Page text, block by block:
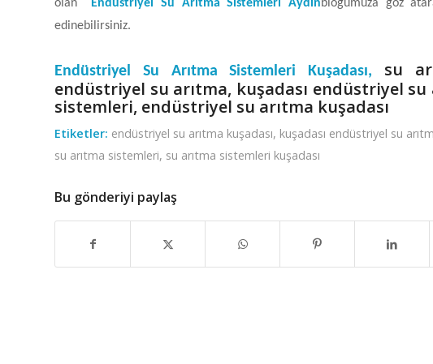
olan
Endüstriyel Su Arıtma Sistemleri Aydınbloğumuza göz
edinebilirsiniz.
Endüstriyel Su Arıtma Sistemleri Kuşadası, su
endüstriyel su arıtma, kuşadası endüstriyel
sistemleri, endüstriyel su arıtma kuşadası
Etiketler: endüstriyel su arıtma kuşadası, kuşadası endüstriyel su
su arıtma sistemleri, su arıtma sistemleri kuşadası
Bu gönderiyi paylaş